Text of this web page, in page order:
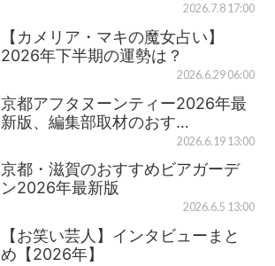
2026.7.8 17:00
【カメリア・マキの魔女占い】
2026年下半期の運勢は？
2026.6.29 06:00
京都アフタヌーンティー2026年最
新版、編集部取材のおす…
2026.6.19 13:00
京都・滋賀のおすすめビアガーデ
ン2026年最新版
2026.6.5 13:00
【お笑い芸人】インタビューまと
め【2026年】